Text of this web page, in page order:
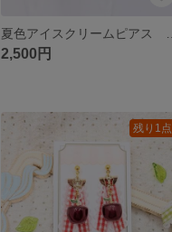
2,500円
残り1点